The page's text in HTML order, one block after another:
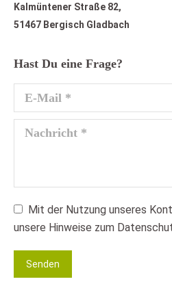
Kalmüntener Straße 82,
51467 Bergisch Gladbach
Hast Du eine Frage?
E-Mail *
Nachricht *
Mit der Nutzung unseres
unsere Hinweise zum
Senden